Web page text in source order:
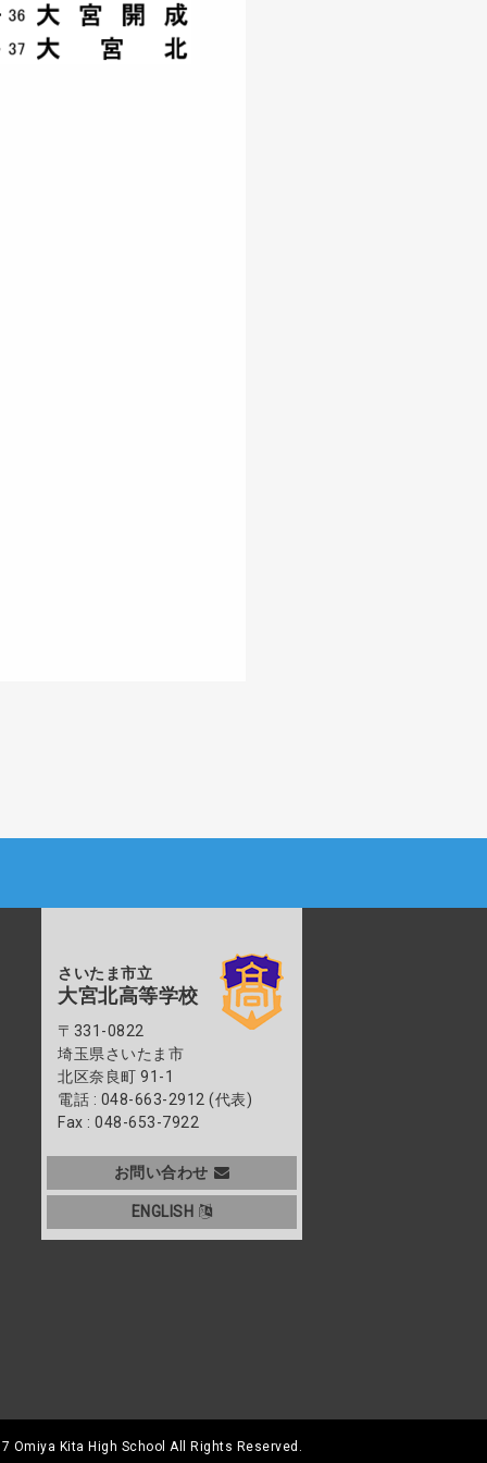
さいたま市立
大宮北高等学校
〒331-0822
埼玉県さいたま市
北区奈良町 91-1
電話 : 048-663-2912 (代表)
Fax : 048-653-7922
お問い合わせ
ENGLISH
Omiya Kita High School All Rights Reserved.